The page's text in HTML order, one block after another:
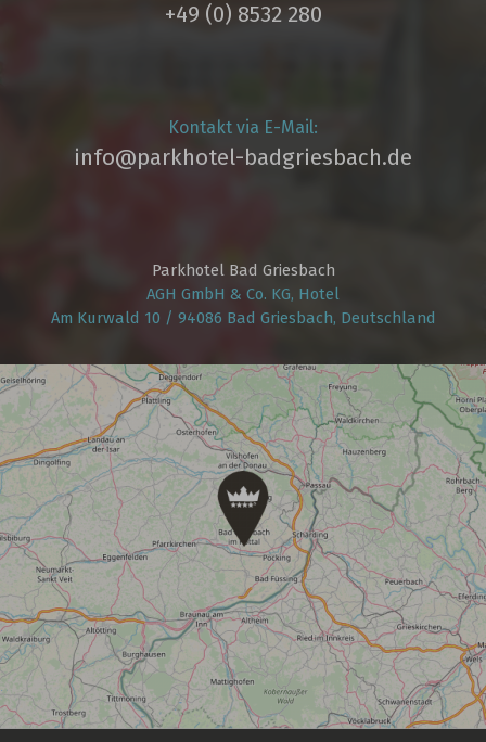
+49 (0) 8532 280
Kontakt via E-Mail:
info@parkhotel­-badgriesbach.de
Parkhotel Bad Griesbach
AGH GmbH & Co. KG, Hotel
Am Kurwald 10 / 94086 Bad Griesbach, Deutschland